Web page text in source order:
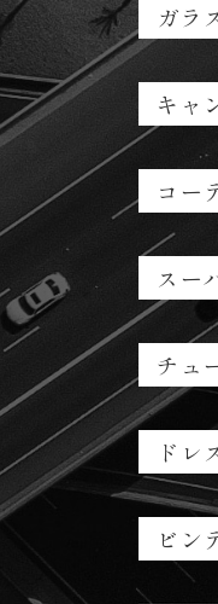
ガラ
キャ
コー
スー
チュ
ドレ
ビン